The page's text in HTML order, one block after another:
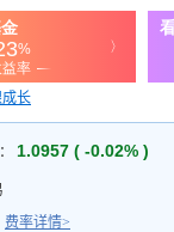
长
1.0957 ( -0.02% )
费率详情>